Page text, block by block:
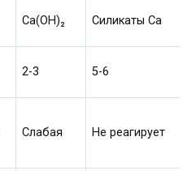
Ca(OH)₂ Силикаты Ca
2-3 5-6
Слабая Не реагирует